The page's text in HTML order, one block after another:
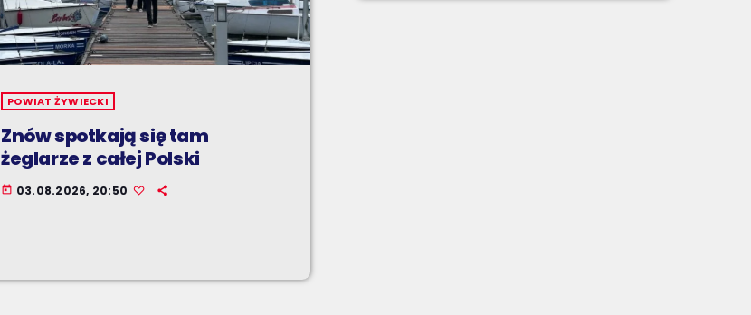
POWIAT ŻYWIECKI
Znów spotkają się tam
żeglarze z całej Polski
today 03.08.2026, 20:50